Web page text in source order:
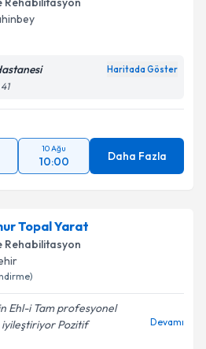
Haritada Göster
10 Ağu
10:00 Daha Fazla
Topal Yarat
Rehabilitasyon
Ehl-i Tam profesyonel
iyileştiriyor Pozitif
Devamı